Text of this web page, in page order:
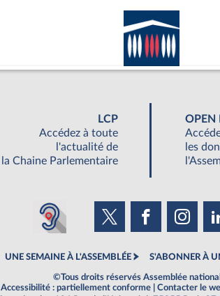
LCP
Accédez à toute
l'actualité de
la Chaine Parlementaire
OPEN
les
UNE SEMAINE À L'ASSEMBLÉE S'ABONNER À
©Tous droits réservés Assemblée
Accessibilité : partiellement conforme Contacter le